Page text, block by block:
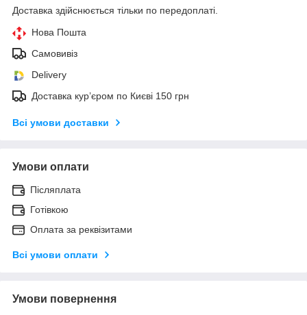
Доставка здійснюється тільки по передоплаті.
Нова Пошта
Самовивіз
Delivery
Доставка кур’єром по Києві 150 грн
Всі умови доставки
Умови оплати
Післяплата
Готівкою
Оплата за реквізитами
Всі умови оплати
Умови повернення